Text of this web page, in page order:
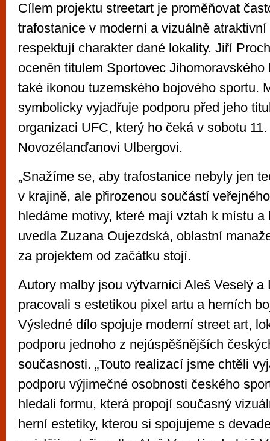
Cílem projektu streetart je proměňovat
trafostanice v moderní a vizuálně
respektují charakter dané lokality. Jiří
oceněn titulem Sportovec Jihomoravského
také ikonou tuzemského bojového sportu.
symbolicky vyjadřuje podporu před jeho
organizaci UFC, který ho čeká v sobotu
Novozélanďanovi Ulbergovi.
„Snažíme se, aby trafostanice nebyly jen
v krajině, ale přirozenou součástí
hledáme motivy, které mají vztah k místu a
uvedla Zuzana Oujezdská, oblastní
za projektem od začátku stojí.
Autory malby jsou výtvarníci Aleš Veselý a
pracovali s estetikou pixel artu a herních
Výsledné dílo spojuje moderní street art,
podporu jednoho z nejúspěšnějších
současnosti. „Touto realizací jsme chtěli
podporu výjimečné osobnosti českého
hledali formu, která propojí současný
herní estetiky, kterou si spojujeme s